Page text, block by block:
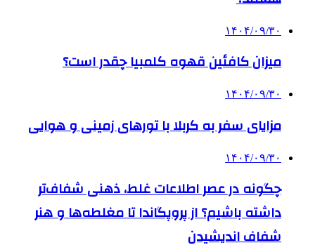
۱۴۰۴/۰۹/۳۰
میزان کافئین قهوه کلمبیا چقدر است؟
۱۴۰۴/۰۹/۳۰
مزایای سفر به کربلا با تورهای زمینی و هوایی
۱۴۰۴/۰۹/۳۰
چگونه در عصر اطلاعات غلط، ذهنی شفاف‌تر
داشته باشیم؟ از پروپگاندا تا مغلطه‌ها و هنر
شفاف اندیشیدن